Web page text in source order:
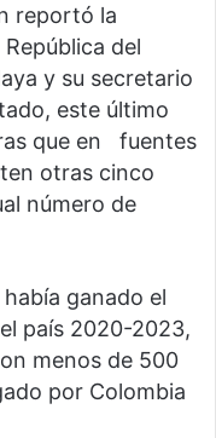
reportó la
del
y su secretario
este último
que en fuentes
otras cinco
número de
ganado el
país 2020-2023,
menos de 500
por Colombia